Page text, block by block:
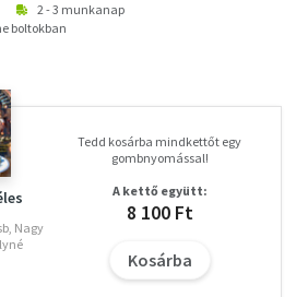
2 - 3 munkanap
boltokban
Nagy
Tedd kosárba mindkettőt egy
gombnyomással!
A kettő együtt:
8 100 Ft
Kosárba